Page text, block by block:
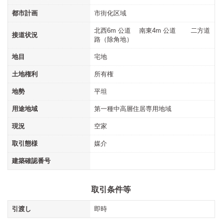
都市計画 市街化区域
接道状況
北西6m 公道 南東4m 公道 二方道
路（除角地）
地目 宅地
土地権利 所有権
地勢 平坦
用途地域 第一種中高層住居専用地域
現況 空家
取引態様 媒介
建築確認番号
取引条件等
引渡し 即時